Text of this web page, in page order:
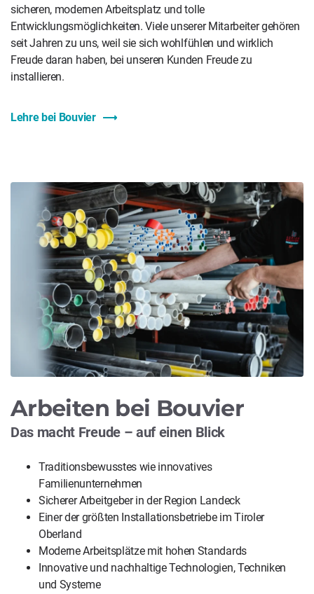
sicheren, modernen Arbeitsplatz und tolle
Entwicklungsmöglichkeiten. Viele unserer Mitarbeiter gehören
seit Jahren zu uns, weil sie sich wohlfühlen und wirklich
Freude daran haben, bei unseren Kunden Freude zu
installieren.
Lehre bei Bouvier
Arbeiten bei Bouvier
Das macht Freude – auf einen Blick
Traditionsbewusstes wie innovatives
Familienunternehmen
Sicherer Arbeitgeber in der Region Landeck
Einer der größten Installationsbetriebe im Tiroler
Oberland
Moderne Arbeitsplätze mit hohen Standards
Innovative und nachhaltige Technologien, Techniken
und Systeme